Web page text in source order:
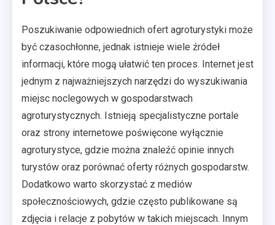
Poszukiwanie odpowiednich ofert agroturystyki może
być czasochłonne, jednak istnieje wiele źródeł
informacji, które mogą ułatwić ten proces. Internet jest
jednym z najważniejszych narzędzi do wyszukiwania
miejsc noclegowych w gospodarstwach
agroturystycznych. Istnieją specjalistyczne portale
oraz strony internetowe poświęcone wyłącznie
agroturystyce, gdzie można znaleźć opinie innych
turystów oraz porównać oferty różnych gospodarstw.
Dodatkowo warto skorzystać z mediów
społecznościowych, gdzie często publikowane są
zdjęcia i relacje z pobytów w takich miejscach. Innym